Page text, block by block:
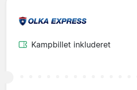
Kampbillet inkluderet